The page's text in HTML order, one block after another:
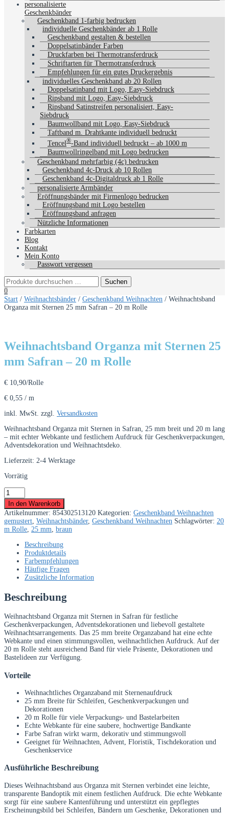
personalisierte
Geschenkbänder
Geschenkband 1-farbig bedrucken
individuelle Geschenkbänder ab 1 Rolle
Geschenkband gestalten & bestellen
Doppelsatinbänder Farben
Druckfarben bei Thermotransferdruck
Schriftarten für Thermotransferdruck
Empfehlungen für ein gutes Druckergebnis
individuelles Geschenkband ab 20 Rollen
Doppelsatinband mit Logo, Easy-Siebdruck
Ripsband mit Logo, Easy-Siebdruck
Ripsband Satinstreifen personalisiert, Easy-
Siebdruck
Baumwollband mit Logo, Easy-Siebdruck
Taftband m. Drahtkante individuell bedruckt
Tencel®-Band individuell bedruckt – ab 1000 m
Baumwollringelband mit Logo bedrucken
Geschenkband mehrfarbig (4c) bedrucken
Geschenkband 4c-Druck ab 10 Rollen
Geschenkband 4c-Digitaldruck ab 1 Rolle
personalisierte Armbänder
Eröffnungsbänder mit Firmenlogo bedrucken
Eröffnungsband mit Logo bestellen
Eröffnungsband anfragen
Nützliche Informationen
Farbkarten
Blog
Kontakt
Mein Konto
Passwort vergessen
0
Start / Weihnachtsbänder / Geschenkband Weihnachten / Weihnachtsband
Organza mit Sternen 25 mm Safran – 20 m Rolle
Weihnachtsband Organza mit Sternen 25
mm Safran – 20 m Rolle
€ 10,90/Rolle
€ 0,55 / m
inkl. MwSt. zzgl. Versandkosten
Weihnachtsband Organza mit Sternen in Safran, 25 mm breit und 20 m lang
– mit echter Webkante und festlichem Aufdruck für Geschenkverpackungen,
Adventsdekoration und Weihnachtsdeko.
Lieferzeit: 2-4 Werktage
Vorrätig
Weihnachtsband
Organza
mit
Sternen
25
mm
Rolle
Menge
In den Warenkorb
Artikelnummer: 854302513120 Kategorien: Geschenkband Weihnachten
gemustert, Weihnachtsbänder, Geschenkband Weihnachten Schlagwörter: 20
m Rolle, 25 mm, braun
Beschreibung
Produktdetails
Farbempfehlungen
Häufige Fragen
Zusätzliche Information
Beschreibung
Weihnachtsband Organza mit Sternen in Safran für festliche
Geschenkverpackungen, Adventsdekorationen und liebevoll gestaltete
Weihnachtsarrangements. Das 25 mm breite Organzaband hat eine echte
Webkante und einen stimmungsvollen, weihnachtlichen Aufdruck. Auf der
20 m Rolle steht ausreichend Band für viele Präsente, Dekorationen und
Bastelideen zur Verfügung.
Vorteile
Weihnachtliches Organzaband mit Sternenaufdruck
25 mm Breite für Schleifen, Geschenkverpackungen und
Dekorationen
20 m Rolle für viele Verpackungs- und Bastelarbeiten
Echte Webkante für eine saubere, hochwertige Bandkante
Farbe Safran wirkt warm, dekorativ und stimmungsvoll
Geeignet für Weihnachten, Advent, Floristik, Tischdekoration und
Geschenkservice
Ausführliche Beschreibung
Dieses Weihnachtsband aus Organza mit Sternen verbindet eine leichte,
transparente Bandoptik mit einem festlichen Aufdruck. Die echte Webkante
sorgt für eine saubere Kantenführung und unterstützt ein gepflegtes
Erscheinungsbild bei Schleifen, Bändern um Geschenke, Dekorationen und